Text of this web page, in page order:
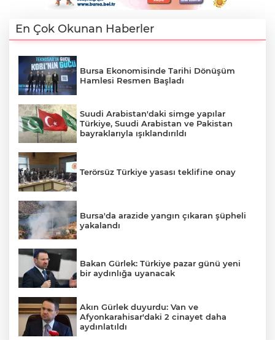
En Çok Okunan Haberler
Bursa Ekonomisinde Tarihi Dönüşüm
Hamlesi Resmen Başladı
Suudi Arabistan'daki simge yapılar
Türkiye, Suudi Arabistan ve Pakistan
bayraklarıyla ışıklandırıldı
Terörsüz Türkiye yasası teklifine onay
Bursa'da arazide yangın çıkaran şüpheli
yakalandı
Bakan Gürlek: Türkiye pazar günü yeni
bir aydınlığa uyanacak
Akın Gürlek duyurdu: Van ve
Afyonkarahisar'daki 2 cinayet daha
aydınlatıldı